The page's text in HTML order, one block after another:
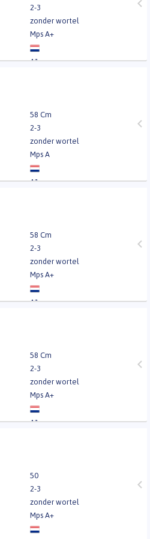
2-3
zonder wortel
Mps A+
A1
58 Cm
2-3
zonder wortel
Mps A
A1
58 Cm
2-3
zonder wortel
Mps A+
A1
58 Cm
2-3
zonder wortel
Mps A+
A1
50
2-3
zonder wortel
Mps A+